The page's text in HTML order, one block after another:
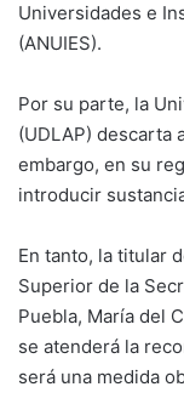
Universidades e
(ANUIES).
Por su parte, la
(UDLAP) descarta
embargo, en su
introducir
En tanto, la titular
Superior de la
Puebla, María del
se atenderá la
será una medida